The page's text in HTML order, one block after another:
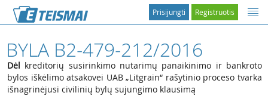
Registruotis
Prisijungti
BYLA B2-479-212/2016
Dėl kreditorių susirinkimo nutarimų panaikinimo ir bankroto
bylos iškėlimo atsakovei UAB „Litgrain“ rašytinio proceso tvarka
išnagrinėjusi civilinių bylų sujungimo klausimą